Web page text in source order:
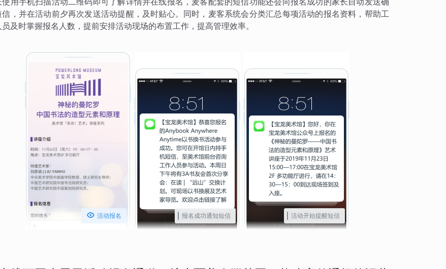
信，并在活动前夕再次发送活动提醒，及时贴心。同时，麦客系统会分类汇总每项活动的报名资料，帮助工
及时掌握报名人数，提前安排活动现场的布置工作，提高管理效率。
 活动报名 报名成功通知短信 活动开始提醒短信